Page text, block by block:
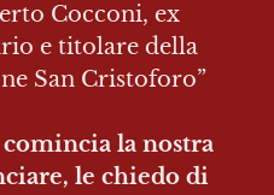
Cocconi, ex
e titolare della
San Cristoforo”
la nostra
le chiedo di